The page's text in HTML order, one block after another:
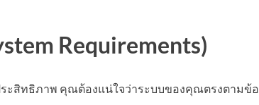
Requirements)
ระสิทธิภาพ คุณต้องแน่ใจว่าระบบของคุณตรงตามข้อ